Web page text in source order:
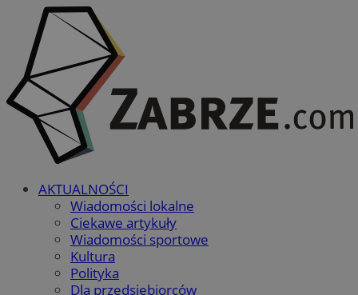
AKTUALNOŚCI
Wiadomości lokalne
Ciekawe artykuły
Wiadomości sportowe
Kultura
Polityka
Dla przedsiębiorców